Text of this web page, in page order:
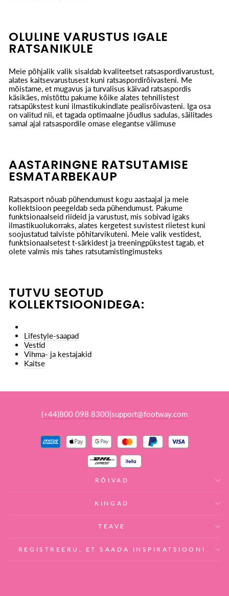
OLULINE VARUSTUS IGALE
RATSANIKULE
Meie põhjalik valik sisaldab kvaliteetset ratsaspordivarustust,
alates kaitsevarustusest kuni ratsaspordirõivasteni. Me
mõistame, et mugavus ja turvalisus käivad ratsaspordis
käsikäes, mistõttu pakume kõike alates tehnilistest
ratsapükstest kuni ilmastikukindlate pealisrõivasteni. Iga osa
on valitud nii, et tagada optimaalne jõudlus sadulas, säilitades
samal ajal ratsaspordile omase elegantse välimuse
AASTARINGNE RATSUTAMISE
ESMATARBEKAUP
Ratsasport nõuab pühendumust kogu aastaajal ja meie
kollektsioon peegeldab seda pühendumust. Pakume
funktsionaalseid riideid ja varustust, mis sobivad igaks
ilmastikuolukorraks, alates kergetest suvistest riietest kuni
soojustatud talviste põhitarvikuteni. Meie valik vestidest,
funktsionaalsetest t-särkidest ja treeningpükstest tagab, et
olete valmis mis tahes ratsutamistingimusteks
TUTVU SEOTUD
KOLLEKTSIOONIDEGA:
Lifestyle-saapad
Vestid
Vihma- ja kestajakid
Kaitse
(+44)800 098 8300|support@footway.com
RÕIVAD
KINGAD
TEAVE
REGISTREERU, ET SAADA INSPIRATSIOONI